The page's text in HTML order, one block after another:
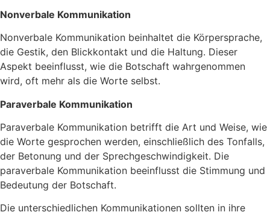
Nonverbale Kommunikation
Nonverbale Kommunikation beinhaltet die Körpersprache,
die Gestik, den Blickkontakt und die Haltung. Dieser
Aspekt beeinflusst, wie die Botschaft wahrgenommen
wird, oft mehr als die Worte selbst.
Paraverbale Kommunikation
Paraverbale Kommunikation betrifft die Art und Weise, wie
die Worte gesprochen werden, einschließlich des Tonfalls,
der Betonung und der Sprechgeschwindigkeit. Die
paraverbale Kommunikation beeinflusst die Stimmung und
Bedeutung der Botschaft.
Die unterschiedlichen Kommunikationen sollten in ihre